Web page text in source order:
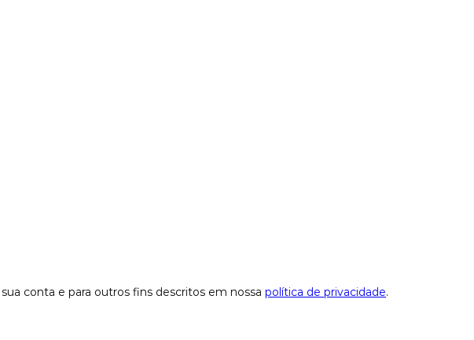
conta e para outros fins descritos em nossa política de privacidade.